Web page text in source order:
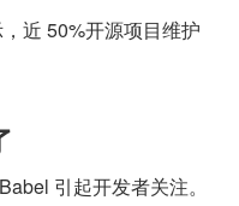
近 50%开源项目维护
引起开发者关注。